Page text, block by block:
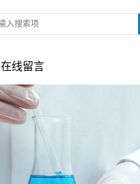
在线留言